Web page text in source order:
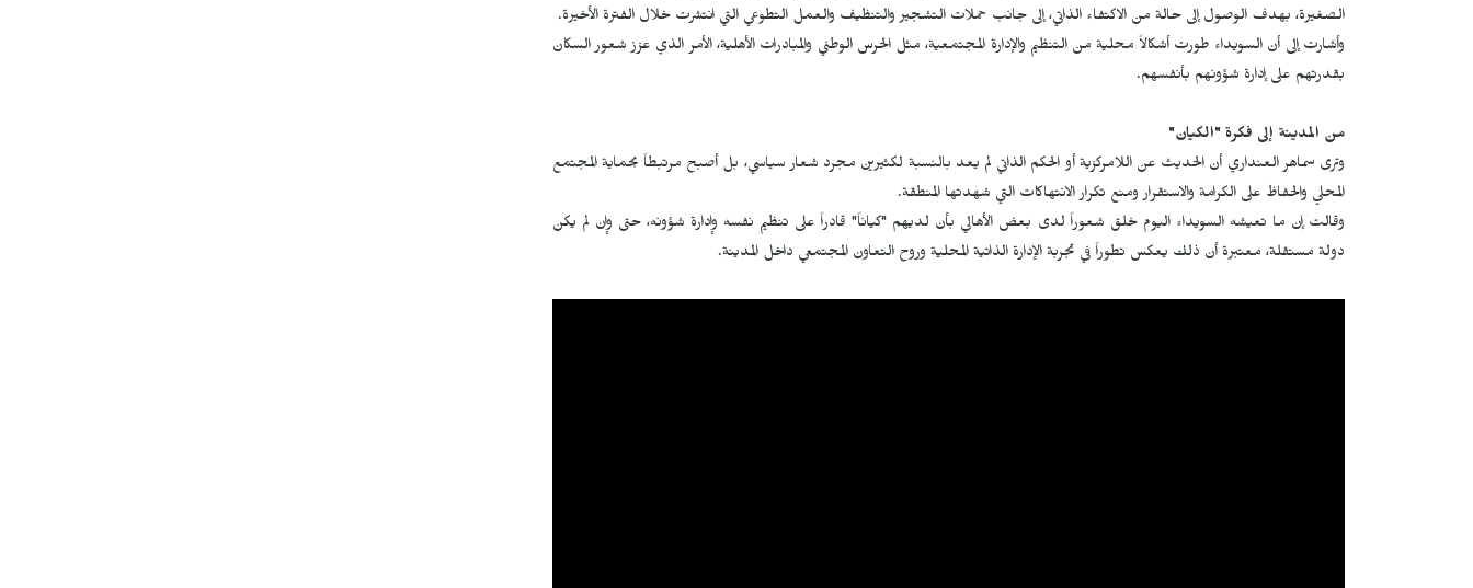
الصغيرة، بهدف الوصول إلى حالة من الاكتفاء الذاتي، إلى جانب حملات التشجير والتنظيف والعمل التطوعي التي انتشرت خلال الفترة الأخيرة.
وأشارت إلى أن السويداء طورت أشكالاً محلية من التنظيم والإدارة المجتمعية، مثل الحرس الوطني والمبادرات الأهلية، الأمر الذي عزز شعور السكان
بقدرتهم على إدارة شؤونهم بأنفسهم.
من المدينة إلى فكرة "الكيان"
وترى سماهر العنداري أن الحديث عن اللامركزية أو الحكم الذاتي لم يعد بالنسبة لكثيرين مجرد شعار سياسي، بل أصبح مرتبطاً بحماية المجتمع
المحلي والحفاظ على الكرامة والاستقرار ومنع تكرار الانتهاكات التي شهدتها المنطقة.
وقالت إن ما تعيشه السويداء اليوم خلق شعوراً لدى بعض الأهالي بأن لديهم "كياناً" قادراً على تنظيم نفسه وإدارة شؤونه، حتى وإن لم يكن
دولة مستقلة، معتبرة أن ذلك يعكس تطوراً في تجربة الإدارة الذاتية المحلية وروح التعاون المجتمعي داخل المدينة.